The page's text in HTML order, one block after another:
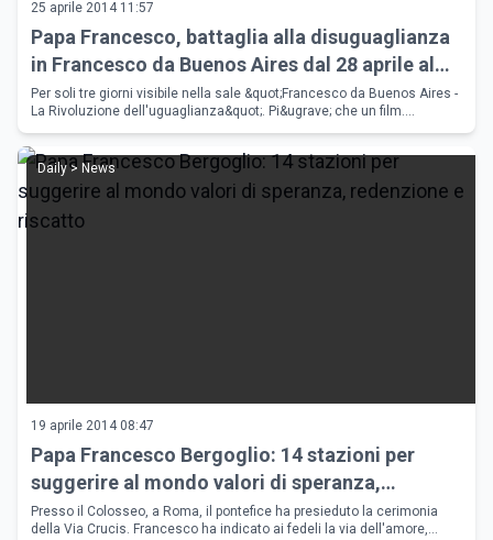
25 aprile 2014 11:57
Papa Francesco, battaglia alla disuguaglianza
in Francesco da Buenos Aires dal 28 aprile al
cinema
Per soli tre giorni visibile nella sale &quot;Francesco da Buenos Aires -
La Rivoluzione dell'uguaglianza&quot;. Pi&ugrave; che un film.
Daily > News
19 aprile 2014 08:47
Papa Francesco Bergoglio: 14 stazioni per
suggerire al mondo valori di speranza,
redenzione e riscatto
Presso il Colosseo, a Roma, il pontefice ha presieduto la cerimonia
della Via Crucis. Francesco ha indicato ai fedeli la via dell'amore,